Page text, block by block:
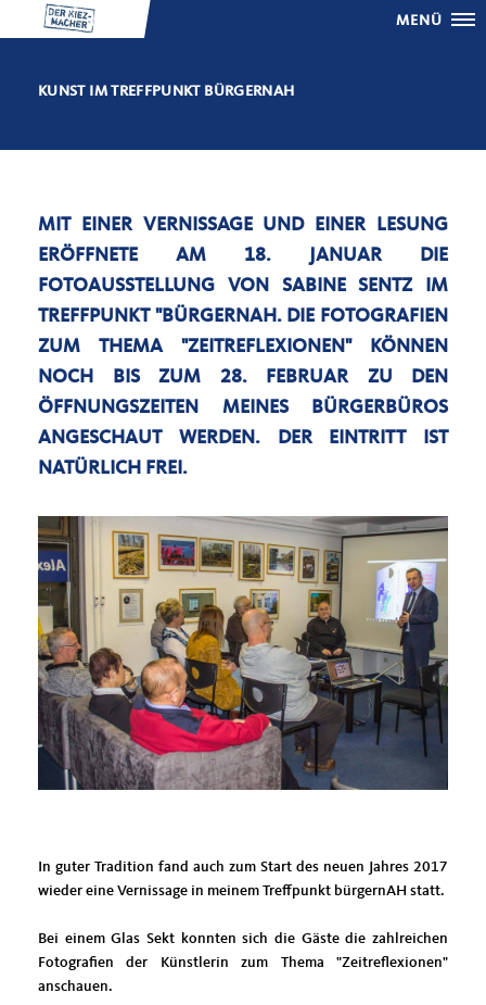
MENÜ
KUNST IM TREFFPUNKT BÜRGERNAH
MIT EINER VERNISSAGE UND EINER LESUNG
ERÖFFNETE AM 18. JANUAR DIE
FOTOAUSSTELLUNG VON SABINE SENTZ IM
TREFFPUNKT "BÜRGERNAH. DIE FOTOGRAFIEN
ZUM THEMA "ZEITREFLEXIONEN" KÖNNEN
NOCH BIS ZUM 28. FEBRUAR ZU DEN
ÖFFNUNGSZEITEN MEINES BÜRGERBÜROS
ANGESCHAUT WERDEN. DER EINTRITT IST
NATÜRLICH FREI.
In guter Tradition fand auch zum Start des neuen Jahres 2017
wieder eine Vernissage in meinem Treffpunkt bürgernAH statt.
Bei einem Glas Sekt konnten sich die Gäste die zahlreichen
Fotografien der Künstlerin zum Thema "Zeitreflexionen"
anschauen.